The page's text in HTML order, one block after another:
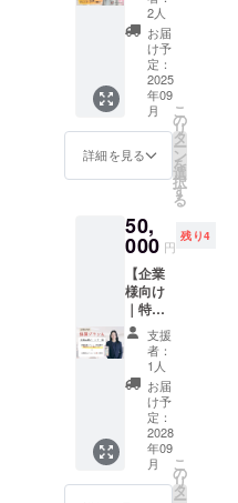
いるの
かを整
理した
い」
「やっ
てみた
いこと
がある
けど、
言葉に
できて
い」
「仕事
のこと
だけ
じゃな
くて、
これか
らのこ
とを考
えた
い」
「法人
向けの
仕事を
もっと
広げた
みなさ
んと一
緒に考
える時
間をお
届けし
ます。
同じ
テーマ
を持つ
方々と
気軽に
交流で
きる場
として
も、ぜ
ひご活
用くだ
さい。
肩書き
や立場
を超え
て、今
のリア
ルな悩
版秘話
までな
んでも
り。“裏
側まで
語れる
仲間”と
して、
笑って
間をお
届けし
ます。
●リター
ン内容
・「ス
ナック
みや
こ」ご
招待券
（赤坂
／貸切
開催）
・ドリ
ンク＋
待して
いるの
に対
し、海
藤との
対話を
通じて
リアル
ること
ができ
る機会
です。
当企画
は、短
大志願
者数都
No.1、
昨年度
の就職
率100%
を誇
る、戸
の悩み
をじっ
くり話
せる、1
対1のオ
ンライ
ンセッ
ション
です。
チーム
ならど
う活か
せ
る？」
「自分
のやり
方に置
きかえ
て考え
たい」
と感じ
た方に
おすす
めで
す。 マ
ス】
ファッ
ション
＆美容
まるご
とアッ
プデー
ト体験
「もっ
と自分
を好き
たい」
「今の
自分に
似合う
ものが
わから
ない」
そんな
あなた
を、弊
WILLSO
RTの
チーム
がまる
ごとプ
2人
お届
け予
定：
2025
年09
月
詳細を見る
こ
の
リ
タ
ー
ン
を
選
択
す
る
50,
000 円
残り4
【企業
様向け
｜特別
協賛Aプ
ラン】
出版応
援パー
トナー
ロジェ
クトの
理念に
ご賛同
支援
者：
1人
お届
け予
定：
2028
年09
月
こ
の
リ
タ